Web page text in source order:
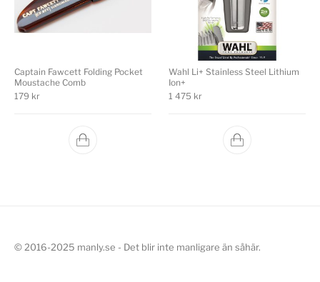
Captain Fawcett Folding Pocket
Moustache Comb
179 kr
Wahl Li+ Stainless Steel Lithium
Ion+
1 475 kr
© 2016-2025 manly.se - Det blir inte manligare än såhär.